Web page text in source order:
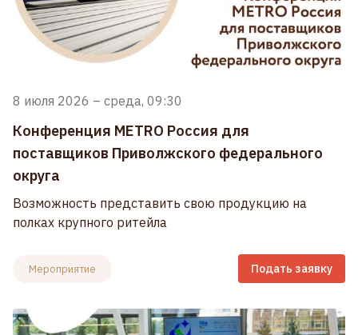
8 июля 2026 – среда, 09:30
Конференция METRO Россия для
поставщиков Приволжского федерального
округа
Возможность представить свою продукцию на
полках крупного ритейла
Мероприятие Подать заявку